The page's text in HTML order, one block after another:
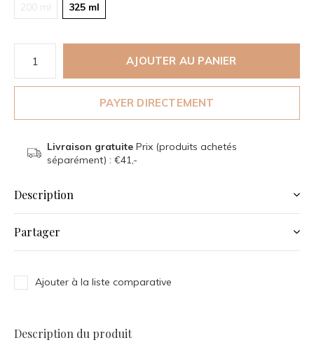
200 ml 325 ml
AJOUTER AU PANIER
PAYER DIRECTEMENT
Livraison gratuitePrix (produits achetés
séparément) : €41,-
Description
Partager
Ajouter à la liste comparative
Description du produit